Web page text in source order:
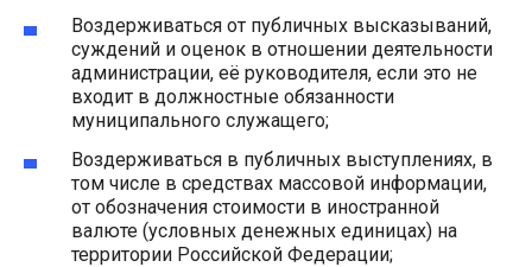
Воздерживаться от публичных высказываний,
суждений и оценок в отношении деятельности
администрации, её руководителя, если это не
входит в должностные обязанности
муниципального служащего;
Воздерживаться в публичных выступлениях, в
том числе в средствах массовой информации,
от обозначения стоимости в иностранной
валюте (условных денежных единицах) на
территории Российской Федерации;